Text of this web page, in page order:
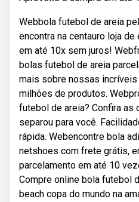
Webbola futebol de areia
encontra na centauro loja
em até 10x sem juros!
bolas futebol de areia
mais sobre nossas
milhões de produtos.
futebol de areia? Confira as
separou para você.
rápida. Webencontre bola
netshoes com frete grátis,
parcelamento em até 10
Compre online bola futebol
beach copa do mundo na